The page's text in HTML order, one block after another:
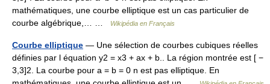
mathématiques, une courbe elliptique est un cas particulier de
courbe algébrique,… …
Wikipédia en Français
Courbe elliptique — Une sélection de courbes cubiques réelles
définies par l équation y2 = x3 + ax + b.. La région montrée est [ −
3,3]2. La courbe pour a = b = 0 n est pas elliptique. En